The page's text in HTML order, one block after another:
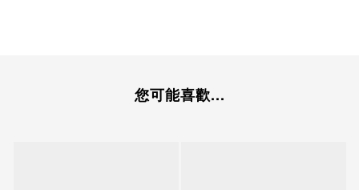
您可能喜歡...